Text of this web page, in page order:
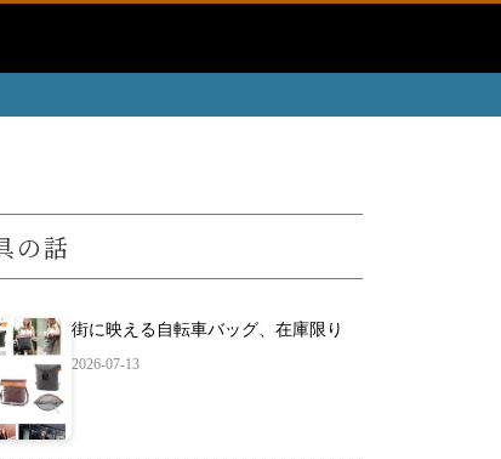
の話
街に映える自転車バッグ、在庫限り
2026-07-13